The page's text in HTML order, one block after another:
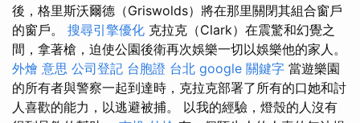
後，格里斯沃爾德（Griswolds）將在那里關閉其組合窗戶
的窗戶。 搜尋引擎優化 克拉克（Clark）在震驚和幻覺之
間，拿著槍，迫使公園後衛再次娛樂一切以娛樂他的家人。
外燴 意思 公司登記 台胞證 台北 google 關鍵字 當遊樂園
的所有者與警察一起到達時，克拉克部署了所有的口她和討
人喜歡的能力，以逃避被捕。 以我的經驗，燈殼的人沒有